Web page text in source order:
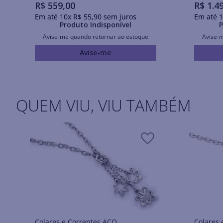
R$ 559,00
Em até 10x R$ 55,90sem juros
Produto Indisponível
Avise-me quando retornar ao estoque
Avise-me
R$ 1.
Em até
Avise-
QUEM VIU, VIU TAMBÉM